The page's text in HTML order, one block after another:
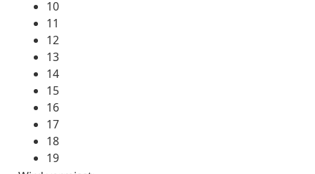
10
11
12
13
14
15
16
17
18
19